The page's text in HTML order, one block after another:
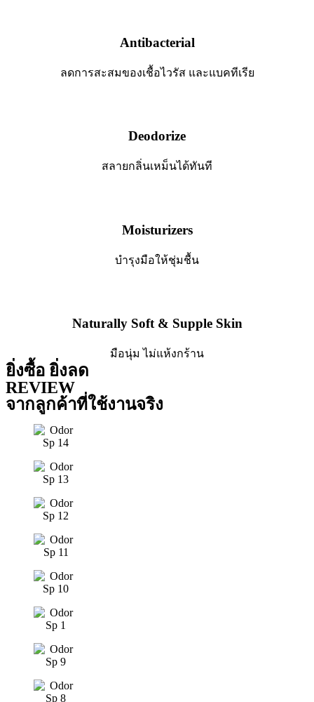
Antibacterial
ลดการสะสมของเชื้อไวรัส และแบคทีเรีย
Deodorize
สลายกลิ่นเหม็นได้ทันที
Moisturizers
บำรุงมือให้ชุ่มชื้น
Naturally Soft & Supple Skin
มือนุ่ม ไม่แห้งกร้าน
ยิ่งซื้อ ยิ่งลด
REVIEW
จากลูกค้าที่ใช้งานจริง